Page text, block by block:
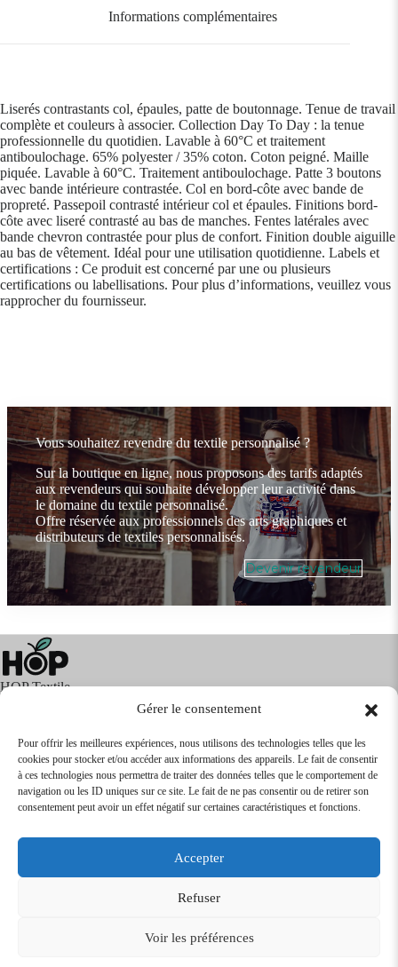
Gérer le consentement
Pour offrir les meilleures expériences, nous utilisons des technologies telles que les
cookies pour stocker et/ou accéder aux informations des appareils. Le fait de consentir
à ces technologies nous permettra de traiter des données telles que le comportement de
navigation ou les ID uniques sur ce site. Le fait de ne pas consentir ou de retirer son
consentement peut avoir un effet négatif sur certaines caractéristiques et fonctions.
Accepter
Refuser
Voir les préférences
Informations complémentaires
Liserés contrastants col, épaules, patte de boutonnage. Tenue de travail
complète et couleurs à associer. Collection Day To Day : la tenue
professionnelle du quotidien. Lavable à 60°C et traitement
antiboulochage. 65% polyester / 35% coton. Coton peigné. Maille
piquée. Lavable à 60°C. Traitement antiboulochage. Patte 3 boutons
avec bande intérieure contrastée. Col en bord-côte avec bande de
propreté. Passepoil contrasté intérieur col et épaules. Finitions bord-
côte avec liseré contrasté au bas de manches. Fentes latérales avec
bande chevron contrastée pour plus de confort. Finition double aiguille
au bas de vêtement. Idéal pour une utilisation quotidienne. Labels et
certifications : Ce produit est concerné par une ou plusieurs
certifications ou labellisations. Pour plus d’informations, veuillez vous
rapprocher du fournisseur.
Vous souhaitez revendre du textile personnalisé ?
Sur la boutique en ligne, nous proposons des tarifs adaptés
aux revendeurs qui souhaite développer leur activité dans
le domaine du textile personnalisé.
Offre réservée aux professionnels des arts graphiques et
distributeurs de textiles personnalisés.
Devenir revendeur
HOP Textile
Textile Articles Publicitaires
Infos
Boutique en ligne
Express 24H
Tarifs Revendeurs